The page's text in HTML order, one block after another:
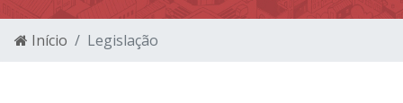
Início Legislação